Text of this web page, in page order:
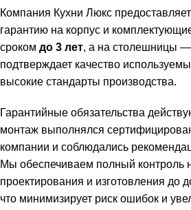
Компания Кухни Люкс
гарантию на корпус и
сроком до 3 лет, а на столешницы —
подтверждает качество
высокие стандарты производства.
Гарантийные обязательства
монтаж выполнялся
компании и соблюдались
Мы обеспечиваем полный контроль
проектирования и изготовления до
что минимизирует риск ошибок и